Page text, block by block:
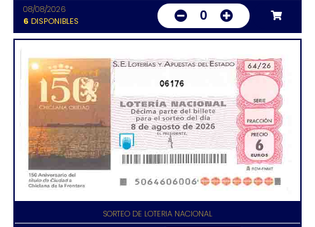
08/08/2026
6 DISPONIBLES 0
06176
SORTEO DE LOTERIA NACIONAL